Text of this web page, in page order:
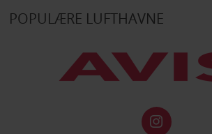
POPULÆRE LUFTHAVNE